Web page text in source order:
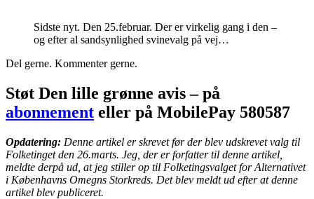
Sidste nyt. Den 25.februar. Der er virkelig gang i den –
og efter al sandsynlighed svinevalg på vej…
Del gerne. Kommenter gerne.
Støt Den lille grønne avis – på
abonnement eller på MobilePay 580587
Opdatering: Denne artikel er skrevet før der blev udskrevet valg til
Folketinget den 26.marts. Jeg, der er forfatter til denne artikel,
meldte derpå ud, at jeg stiller op til Folketingsvalget for Alternativet
i Københavns Omegns Storkreds. Det blev meldt ud efter at denne
artikel blev publiceret.